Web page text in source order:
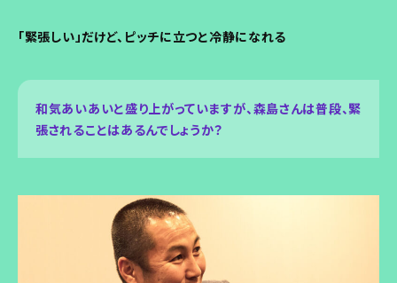
「緊張しい」だけど、ピッチに立つと冷静になれる
和気あいあいと盛り上がっていますが、森島さんは普段、緊
張されることはあるんでしょうか？